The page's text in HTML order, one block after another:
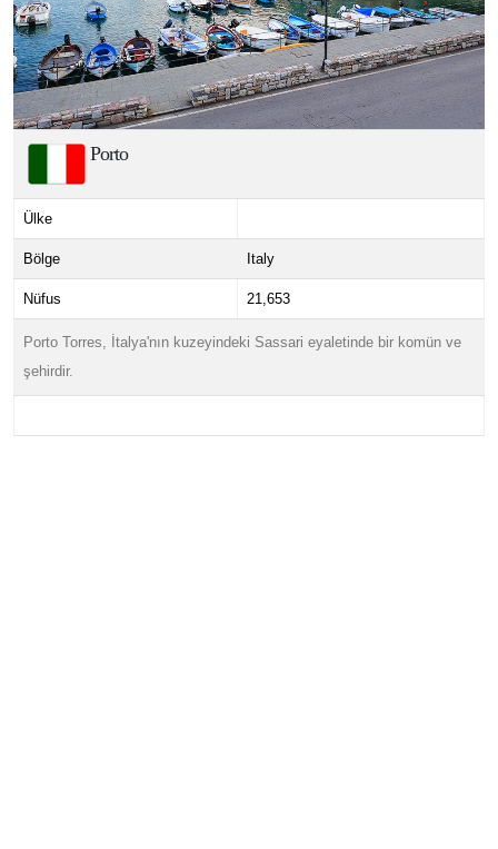
Porto
Ülke
Bölge Italy
Nüfus 21,653
Porto Torres, İtalya'nın kuzeyindeki Sassari eyaletinde bir komün ve
şehirdir.